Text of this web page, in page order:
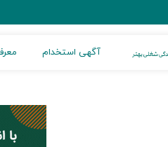
آگهی استخدام